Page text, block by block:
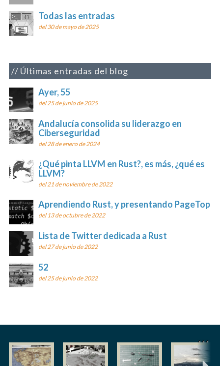
Todas las entradas
del 30 de mayo de 2025
Últimas entradas del blog
Ayer, 55
del 25 de junio de 2025
Andalucía consolida su liderazgo en
Ciberseguridad
del 28 de enero de 2024
¿Qué pinta LLVM en Rust?, es más, ¿qué es
LLVM?
del 21 de noviembre de 2022
Aprendiendo Rust, y presentando PageTop
del 13 de octubre de 2022
Lista de Twitter dedicada a Rust
del 27 de junio de 2022
52
del 25 de junio de 2022